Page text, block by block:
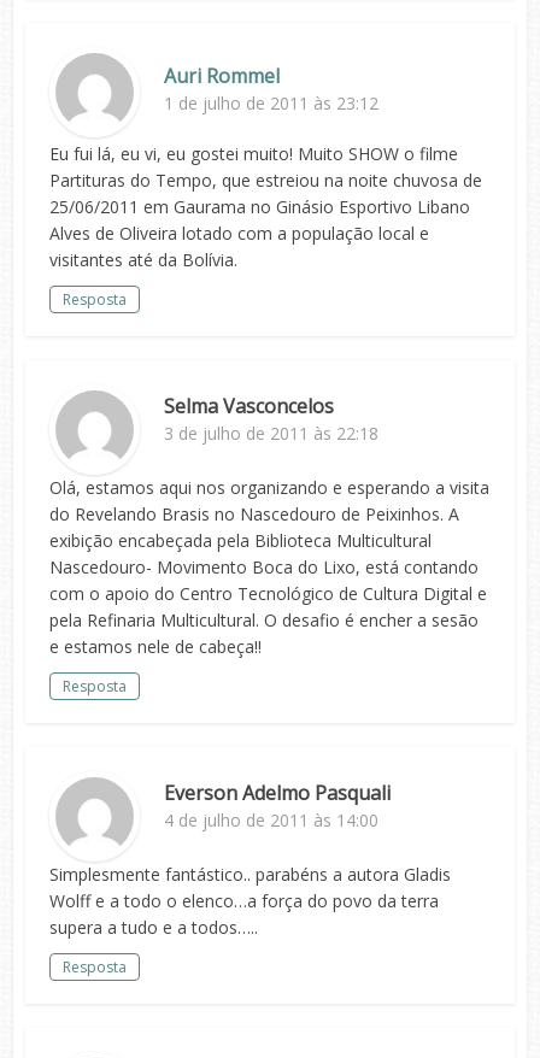
Auri Rommel
1 de julho de 2011 às 23:12
Eu fui lá, eu vi, eu gostei muito! Muito SHOW o filme
Partituras do Tempo, que estreiou na noite chuvosa de
25/06/2011 em Gaurama no Ginásio Esportivo Libano
Alves de Oliveira lotado com a população local e
visitantes até da Bolívia.
Resposta
Selma Vasconcelos
3 de julho de 2011 às 22:18
Olá, estamos aqui nos organizando e esperando a visita
do Revelando Brasis no Nascedouro de Peixinhos. A
exibição encabeçada pela Biblioteca Multicultural
Nascedouro- Movimento Boca do Lixo, está contando
com o apoio do Centro Tecnológico de Cultura Digital e
pela Refinaria Multicultural. O desafio é encher a sesão
e estamos nele de cabeça!!
Resposta
Everson Adelmo Pasquali
4 de julho de 2011 às 14:00
Simplesmente fantástico.. parabéns a autora Gladis
Wolff e a todo o elenco…a força do povo da terra
supera a tudo e a todos…..
Resposta